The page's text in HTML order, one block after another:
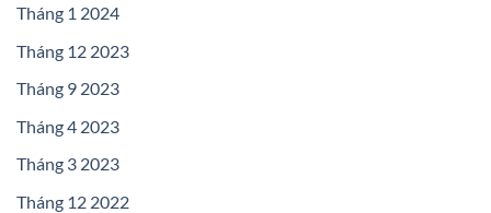
Tháng 1 2024
Tháng 12 2023
Tháng 9 2023
Tháng 4 2023
Tháng 3 2023
Tháng 12 2022